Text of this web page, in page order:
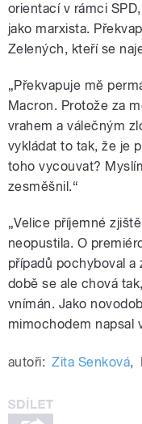
orientací v rámci
jako marxista.
Zelených, kteří se
„Překvapuje mě
Macron. Protože za
vrahem a válečným
vykládat to tak, že je
toho vycouvat?
zesměšnil.“
„Velice příjemné
neopustila. O
případů pochyboval
době se ale chová
vnímán. Jako
mimochodem napsal
autoři: Zita Senková,